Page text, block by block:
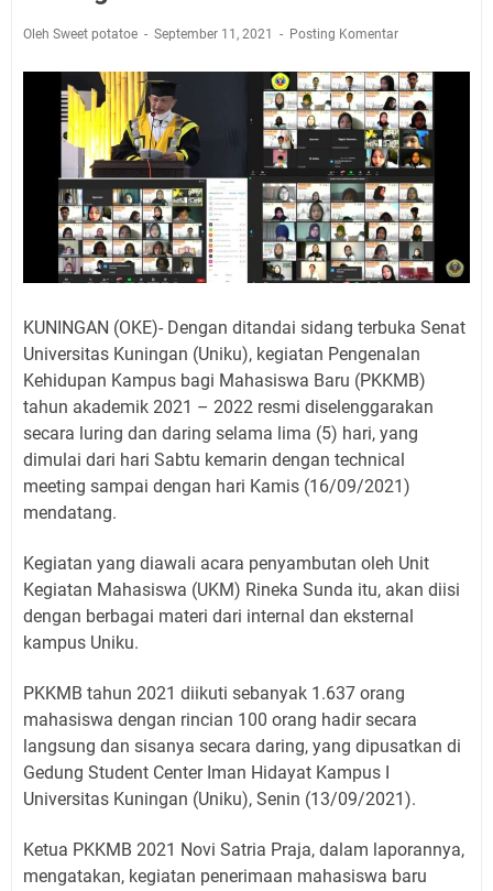
Samsat Keliling Kuningan Minggu 9 Agustus 2026
Kuningan Sabtu 8 Agustus 2026
Sabtu 8 Agustus 2026 Layanan Mobil Samsat Keliling
Ada di Sini!
Agenda Kegiatan Bupati Kuningan Jumat 7 Agustus
2026 Ada Tiga, Tapi yang Bakal Dihadiri Hanya Satu
Selasa 11 Agustus 2026 Bakal Terjadi Pemadaman
Listrik di Wilayah Kuningan
Agenda Kegiatan Bupati Senin 10 Agustus 2026 Ada
Oleh Sweet potatoe September 11, 2021 Posting Komentar
KUNINGAN (OKE)- Dengan ditandai sidang terbuka Senat
Universitas Kuningan (Uniku), kegiatan Pengenalan
Kehidupan Kampus bagi Mahasiswa Baru (PKKMB)
tahun akademik 2021 – 2022 resmi diselenggarakan
secara luring dan daring selama lima (5) hari, yang
dimulai dari hari Sabtu kemarin dengan technical
meeting sampai dengan hari Kamis (16/09/2021)
mendatang.
Kegiatan yang diawali acara penyambutan oleh Unit
Kegiatan Mahasiswa (UKM) Rineka Sunda itu, akan diisi
dengan berbagai materi dari internal dan eksternal
kampus Uniku.
PKKMB tahun 2021 diikuti sebanyak 1.637 orang
mahasiswa dengan rincian 100 orang hadir secara
langsung dan sisanya secara daring, yang dipusatkan di
Gedung Student Center Iman Hidayat Kampus I
Universitas Kuningan (Uniku), Senin (13/09/2021).
Ketua PKKMB 2021 Novi Satria Praja, dalam laporannya,
mengatakan, kegiatan penerimaan mahasiswa baru